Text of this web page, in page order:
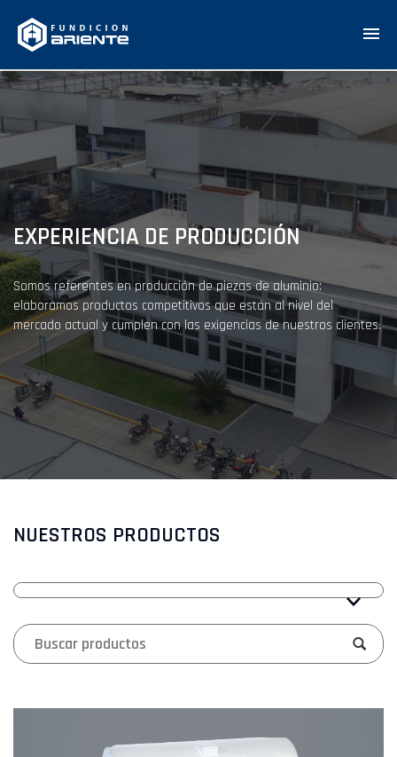
EXPERIENCIA DE PRODUCCIÓN
Somos referentes en producción de piezas de aluminio:
elaboramos productos competitivos que están al nivel del
mercado actual y cumplen con las exigencias de nuestros clientes.
NUESTROS PRODUCTOS